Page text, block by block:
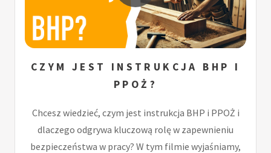
CZYM JEST INSTRUKCJA BHP I
PPOŻ?
Chcesz wiedzieć, czym jest instrukcja BHP i PPOŻ i
dlaczego odgrywa kluczową rolę w zapewnieniu
bezpieczeństwa w pracy? W tym filmie wyjaśniamy,